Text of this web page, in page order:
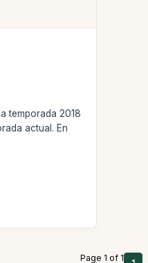
temporada 2018
actual. En
Page 1 of 1